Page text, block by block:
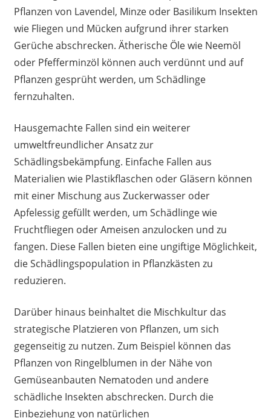
Pflanzen von Lavendel, Minze oder Basilikum Insekten
wie Fliegen und Mücken aufgrund ihrer starken
Gerüche abschrecken. Ätherische Öle wie Neemöl
oder Pfefferminzöl können auch verdünnt und auf
Pflanzen gesprüht werden, um Schädlinge
fernzuhalten.
Hausgemachte Fallen sind ein weiterer
umweltfreundlicher Ansatz zur
Schädlingsbekämpfung. Einfache Fallen aus
Materialien wie Plastikflaschen oder Gläsern können
mit einer Mischung aus Zuckerwasser oder
Apfelessig gefüllt werden, um Schädlinge wie
Fruchtfliegen oder Ameisen anzulocken und zu
fangen. Diese Fallen bieten eine ungiftige Möglichkeit,
die Schädlingspopulation in Pflanzkästen zu
reduzieren.
Darüber hinaus beinhaltet die Mischkultur das
strategische Platzieren von Pflanzen, um sich
gegenseitig zu nutzen. Zum Beispiel können das
Pflanzen von Ringelblumen in der Nähe von
Gemüseanbauten Nematoden und andere
schädliche Insekten abschrecken. Durch die
Einbeziehung von natürlichen